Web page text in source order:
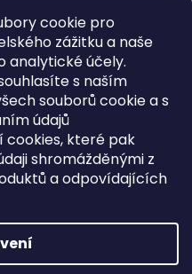
cookie pro
zážitku a naše
analytické účely.
s naším
souborů cookie a s
údajů
cookies, které pak
shromážděnými z
a odpovídajících
v obýváku?
– místo pro relaxaci,
posezení s přáteli i
aktivit ...
Vrácení zboží